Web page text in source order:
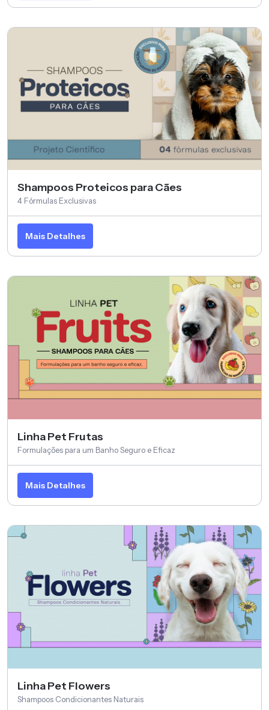
Shampoos Proteicos para Cães
4 Fórmulas Exclusivas
Mais Detalhes
Linha Pet Frutas
Formulações para um Banho Seguro e Eficaz
Mais Detalhes
Linha Pet Flowers
Shampoos Condicionantes Naturais